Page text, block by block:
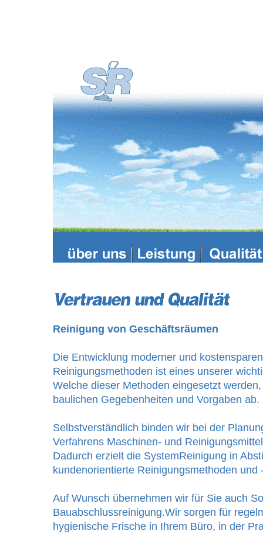
Reinigung von Geschäftsräumen
Die Entwicklung moderner und
Reinigungsmethoden ist eines unserer
Welche dieser Methoden eingesetzt
baulichen Gegebenheiten und Vorgaben ab.
Selbstverständlich binden wir bei der
Verfahrens Maschinen- und
Dadurch erzielt die SystemReinigung in
kundenorientierte Reinigungsmethoden und
Auf Wunsch übernehmen wir für Sie auch
Bauabschlussreinigung.Wir sorgen für
hygienische Frische in Ihrem Büro, in der